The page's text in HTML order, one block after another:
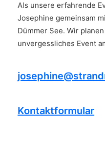
Als unsere erfahrende
Josephine gemeinsam
Dümmer See. Wir
unvergessliches Event
Kontaktformular